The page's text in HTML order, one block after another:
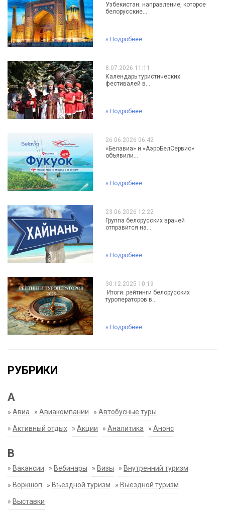
Узбекистан: направление, которое
белорусские...
» Подробнее
8.07.2026 11:11
Календарь туристических
фестивалей в...
» Подробнее
26.06.2026 06:42
«Белавиа» и «АэроБелСервис»
объявили...
» Подробнее
23.06.2026 12:22
Группа белорусских врачей
отправится на...
» Подробнее
30.12.2025 10:19
Итоги: рейтинги белорусских
туроператоров в...
» Подробнее
РУБРИКИ
А
» Авиа » Авиакомпании » Автобусные туры
» Активный отдых » Акции » Аналитика » Анонс
В
» Вакансии » Вебинары » Визы » Внутренний туризм
» Воркшоп » Въездной туризм » Выездной туризм
» Выставки